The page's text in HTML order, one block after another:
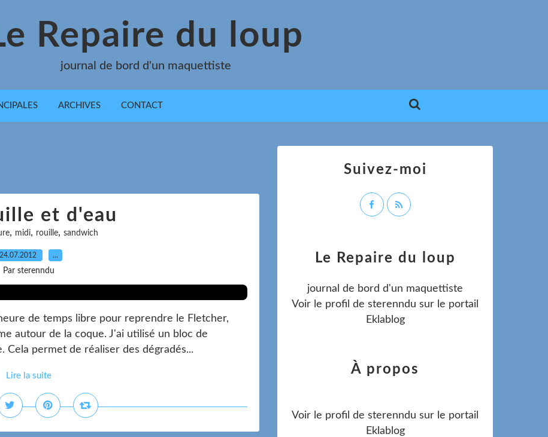
Repaire du loup
journal de bord d'un maquettiste
ARCHIVES CONTACT
et d'eau
, midi, rouille, sandwich
24.07.2012 …
Par sterenndu
de temps libre pour reprendre le Fletcher,
autour de la coque. J'ai utilisé un bloc de
permet de réaliser des dégradés...
Lire la suite
Le Repaire du loup
journal de bord d'un maquettiste
Voir le profil de sterenndu sur le portail
Eklablog
Suivez-moi
À propos
Voir le profil de sterenndu sur le portail
Eklablog